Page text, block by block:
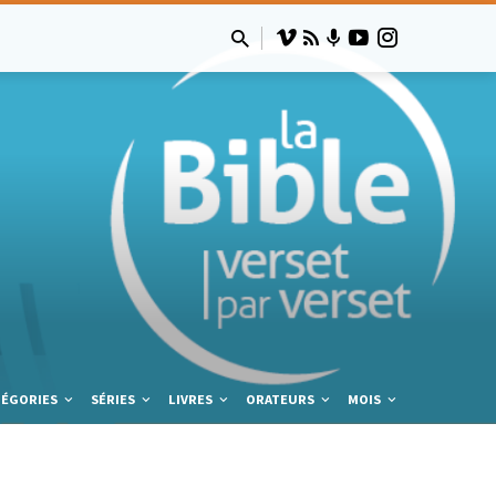
SÉRIES LIVRES ORATEURS MOIS